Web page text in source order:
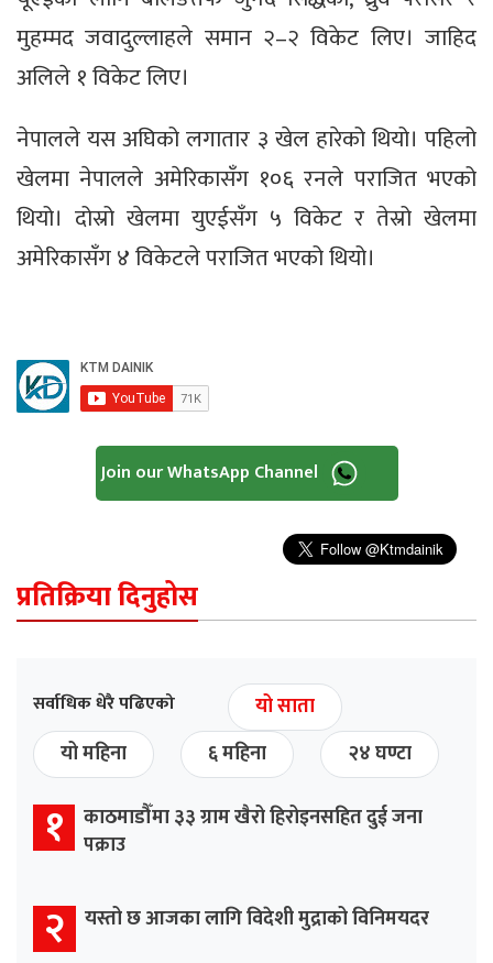
मुहम्मद जवादुल्लाहले समान २–२ विकेट लिए। जाहिद
अलिले १ विकेट लिए।
नेपालले यस अघिको लगातार ३ खेल हारेको थियो। पहिलो
खेलमा नेपालले अमेरिकासँग १०६ रनले पराजित भएको
थियो। दोस्रो खेलमा युएईसँग ५ विकेट र तेस्रो खेलमा
अमेरिकासँग ४ विकेटले पराजित भएको थियो।
Join our WhatsApp Channel
प्रतिक्रिया दिनुहोस
सर्वाधिक धेरै पढिएको
यो साता
यो महिना
६ महिना २४ घण्टा
१ काठमाडौँमा ३३ ग्राम खैरो हिरोइनसहित दुई जना
पक्राउ
२ यस्तो छ आजका लागि विदेशी मुद्राको विनिमयदर